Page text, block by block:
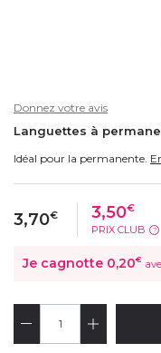
Donnez votre avis
Languettes à
Idéal pour la permanente.
3,70€ 3,50€
PRIX CLUB ?
Je cagnotte 0,20€